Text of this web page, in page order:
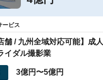
ービス
舗 / 九州全域対応可能】成人
イダル撮影業
3億円〜5億円